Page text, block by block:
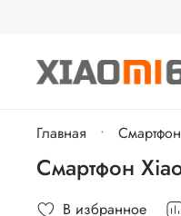
Главная
Смартфон
В избранное